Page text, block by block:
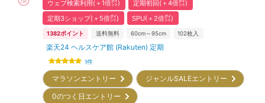
ウェブ検索利用(＋1倍㌽)
定期初回(＋4倍㌽)
定期3ショップ(＋5倍㌽)
SPU(＋2倍㌽)
1382ポイント 送料無料 60cm～95cm 102枚入
楽天24 ヘルスケア館 (Rakuten) 定期
1件
マラソンエントリー
ジャンルSALEエントリー
0のつく日エントリー